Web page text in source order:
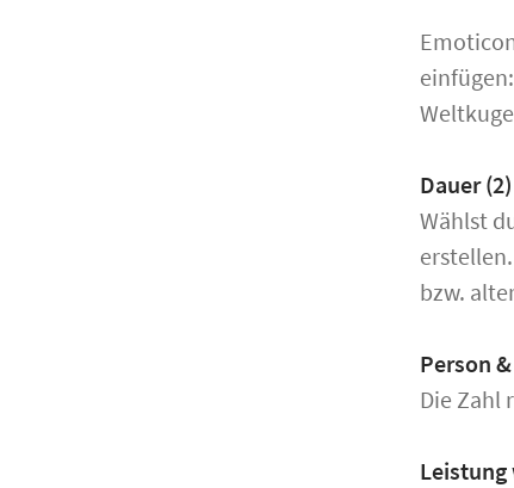
einfügen:
Dauer (2)
Wählst
bzw.
Person
Die Zahl
Leistung